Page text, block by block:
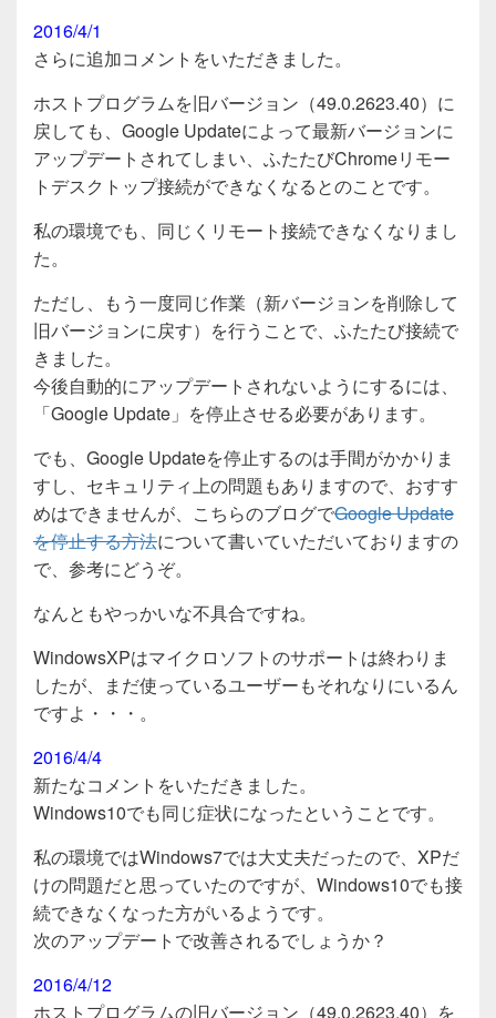
2016/4/1
さらに追加コメントをいただきました。
ホストプログラムを旧バージョン（49.0.2623.40）に
戻しても、Google Updateによって最新バージョンに
アップデートされてしまい、ふたたびChromeリモー
トデスクトップ接続ができなくなるとのことです。
私の環境でも、同じくリモート接続できなくなりまし
た。
ただし、もう一度同じ作業（新バージョンを削除して
旧バージョンに戻す）を行うことで、ふたたび接続で
きました。
今後自動的にアップデートされないようにするには、
「Google Update」を停止させる必要があります。
でも、Google Updateを停止するのは手間がかかりま
すし、セキュリティ上の問題もありますので、おすす
めはできませんが、こちらのブログでGoogle Update
を停止する方法について書いていただいておりますの
で、参考にどうぞ。
なんともやっかいな不具合ですね。
WindowsXPはマイクロソフトのサポートは終わりま
したが、まだ使っているユーザーもそれなりにいるん
ですよ・・・。
2016/4/4
新たなコメントをいただきました。
Windows10でも同じ症状になったということです。
私の環境ではWindows7では大丈夫だったので、XPだ
けの問題だと思っていたのですが、Windows10でも接
続できなくなった方がいるようです。
次のアップデートで改善されるでしょうか？
2016/4/12
ホストプログラムの旧バージョン（49.0.2623.40）を